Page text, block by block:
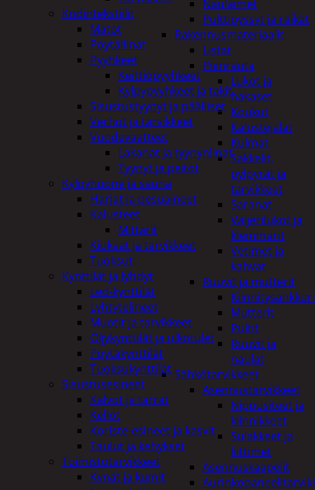
Naulaimet
Pulttipyssyt ja räikät
Rakennusmateriaalit
Listat
Pienrauta
Lukot ja
hakaset
Koukut
Kalustejalat
Kulmat
Sakkelit,
pylpyrät ja
tarvikkeet
Saranat
Vaijerilukot ja
klemmarit
Vetimet ja
kahvat
Ruuvit ja mutterit
Mutterit
Pultit
Ruuvit ja
naulat
Sähkötarvikkeet
Asennustarvikkeet
Nippusiteet ja
kiinnikkeet
Sulakkeet ja
liittimet
Asennuskaapelit
Kodintekstiilit
Matot
Pöytäliinat
Pyyhkeet
Keittiöpyyhkeet
Kylpypyyhkeet ja takit
Sisustustyynyt ja päälliset
Verhot ja tarvikkeet
Vuodevaatteet
Lakanat ja tyynynlinat
Tyynyt ja peitot
Kylpyhuone ja sauna
Harjat ja pesuaineet
Kalusteet
Mittarit
Kiukaat ja tarvikkeet
Tuoksut
Kynttilät ja lyhdyt
Led-kynttilät
Lyhtytelineet
Muotit ja tarvikkeet
Öljykynttilät ja ulkotulet
Pöytäkynttilät
Tuoksukynttilät
Sisustusesineet
Kalvot ja tarrat
Kellot
Koriste-esineet ja kasvit
Taulut ja kehykset
Toimistotarvikkeet
Kynät ja kumit